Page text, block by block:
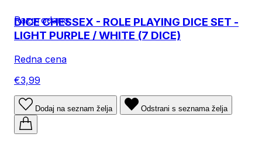
Razprodano
DICE CHESSEX - ROLE PLAYING DICE SET -
LIGHT PURPLE / WHITE (7 DICE)
Redna cena
€3,99
Dodaj na seznam želja Odstrani s seznama želja